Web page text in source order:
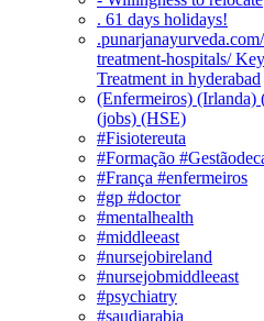
. 61 days holidays!
treatment-hospitals/
Treatment in hyderabad
(Enfermeiros) (Irlanda)
(jobs) (HSE)
#Fisiotereuta
#Formação
#França #enfermeiros
#gp #doctor
#mentalhealth
#middleeast
#nursejobireland
#nursejobmiddleeast
#psychiatry
#saudiarabia